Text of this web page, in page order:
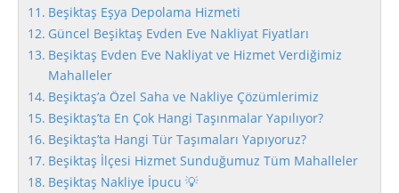
Beşiktaş Eşya Depolama Hizmeti
Güncel Beşiktaş Evden Eve Nakliyat Fiyatları
Beşiktaş Evden Eve Nakliyat ve Hizmet Verdiğimiz
Mahalleler
Beşiktaş’a Özel Saha ve Nakliye Çözümlerimiz
Beşiktaş’ta En Çok Hangi Taşınmalar Yapılıyor?
Beşiktaş’ta Hangi Tür Taşımaları Yapıyoruz?
Beşiktaş İlçesi Hizmet Sunduğumuz Tüm Mahalleler
Beşiktaş Nakliye İpucu 💡